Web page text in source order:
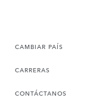
CAMBIAR PAÍS
CARRERAS
CONTÁCTANOS